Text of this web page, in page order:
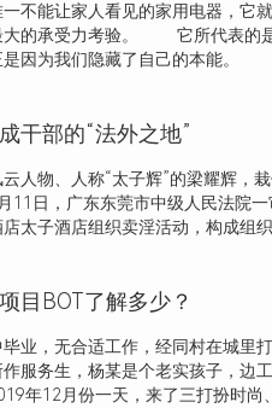
不能让家人看见的家用电器，它
大的承受力考验。 它所代表的
是因为我们隐藏了自己的本能。
干部的“法外之地”
物、人称“太子辉”的梁耀辉，栽
11日，广东东莞市中级人民法院
太子酒店组织卖淫活动，构成组
目BOT了解多少？
业，无合适工作，经同村在城里
服务生，杨某是个老实孩子，边
年12月份一天，来了三打扮时尚